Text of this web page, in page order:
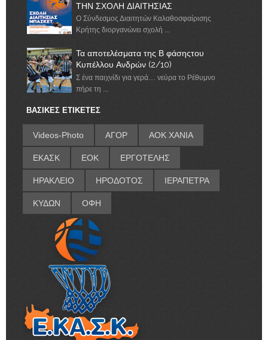
ΤΗΝ ΣΧΟΛΗ ΔΙΑΙΤΗΣΙΑΣ
Ο Σύνδεσμος Διαιτητών Καλαθοσφαίρισης
Κρήτης διοργανώνει σχολή ...
Τα αποτελέσματα της Β φάσηςτου
Κυπέλλου Ανδρών (2/10)
Σ ένα παιχνίδι για γερά… νεύρα το Ρέθυμνο
πήρε τη ...
ΒΑΣΙΚΕΣ ΕΤΙΚΕΤΕΣ
Videos-Photo ΑΓΟΡ ΑΟΚ ΧΑΝΙΑ
ΕΚΑΣΚ ΕΟΚ ΕΡΓΟΤΕΛΗΣ
ΗΡΑΚΛΕΙΟ ΗΡΟΔΟΤΟΣ ΙΕΡΑΠΕΤΡΑ
ΚΥΔΩΝ ΟΦΗ